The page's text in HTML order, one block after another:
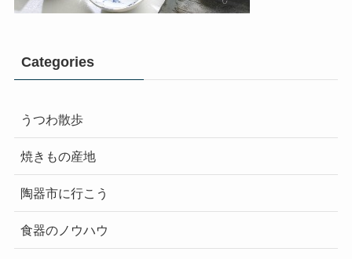
Categories
うつわ散歩
焼きもの産地
陶器市に行こう
食器のノウハウ